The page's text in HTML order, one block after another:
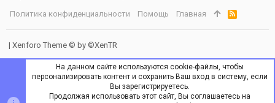
Политика конфиденциальности
Помощь Главная
R
S
S
| Xenforo Theme © by ©XenTR
На данном сайте используются cookie-файлы, чтобы
персонализировать контент и сохранить Ваш вход в систему, если
Вы зарегистрируетесь.
Продолжая использовать этот сайт, Вы соглашаетесь на